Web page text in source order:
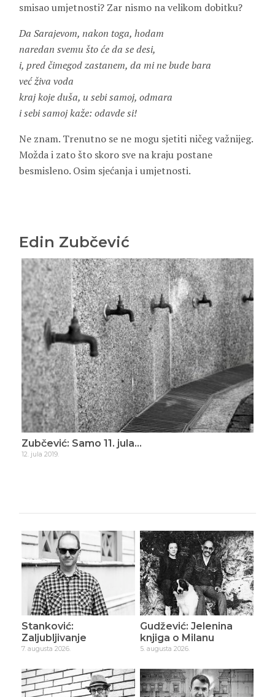
smisao umjetnosti? Zar nismo na velikom dobitku?
Da Sarajevom, nakon toga, hodam
naredan svemu što će da se desi,
i, pred čimegod zastanem, da mi ne bude bara
već živa voda
kraj koje duša, u sebi samoj, odmara
i sebi samoj kaže: odavde si!
Ne znam. Trenutno se ne mogu sjetiti ničeg važnijeg.
Možda i zato što skoro sve na kraju postane
besmisleno. Osim sjećanja i umjetnosti.
Edin Zubčević
Zubčević: Samo 11. jula…
12. jula 2019.
Stanković:
Zaljubljivanje
7. augusta 2026.
Gudžević: Jelenina
knjiga o Milanu
5. augusta 2026.